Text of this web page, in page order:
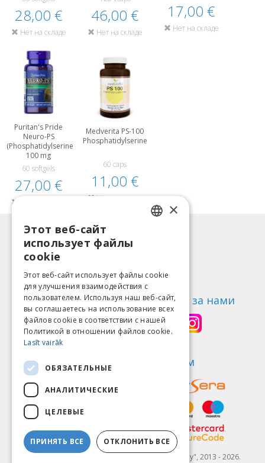
28,00 €
Нет на складе
46,00 €
Нет на складе
17,00 €
Нет на складе
Puritan's Pride
Neuro-PS
(Phosphatidylserine)
100 mg
60 softgels
27,00 €
Medverita PS-100
Phosphatidylserine
60 caps
11,00 €
Нет на складе
Информация
Возврат товара
О нас
Контакты
Правила пользования
Политика конфиденциальности
Следи за нами
Найди нас Мы принимаем
© SIA "Fit & Healthy", 2013 - 2026.
LITHUANIAN
ESTONIAN
RUSSIAN
×
Этот веб-сайт
использует файлы
cookie
Этот веб-сайт использует файлы cookie
для улучшения взаимодействия с
пользователем. Используя наш веб-сайт,
вы соглашаетесь на использование всех
файлов cookie в соответствии с нашей
Политикой в ​​отношении файлов cookie.
Lasīt vairāk
ОБЯЗАТЕЛЬНЫЕ
АНАЛИТИЧЕСКИЕ
ЦЕЛЕВЫЕ
ПРИНЯТЬ ВСЕ ОТКЛОНИТЬ ВСЕ